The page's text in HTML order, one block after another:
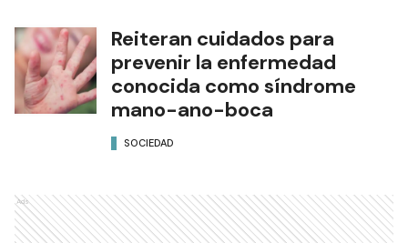
Reiteran cuidados para
prevenir la enfermedad
conocida como síndrome
mano-ano-boca
SOCIEDAD
Ads